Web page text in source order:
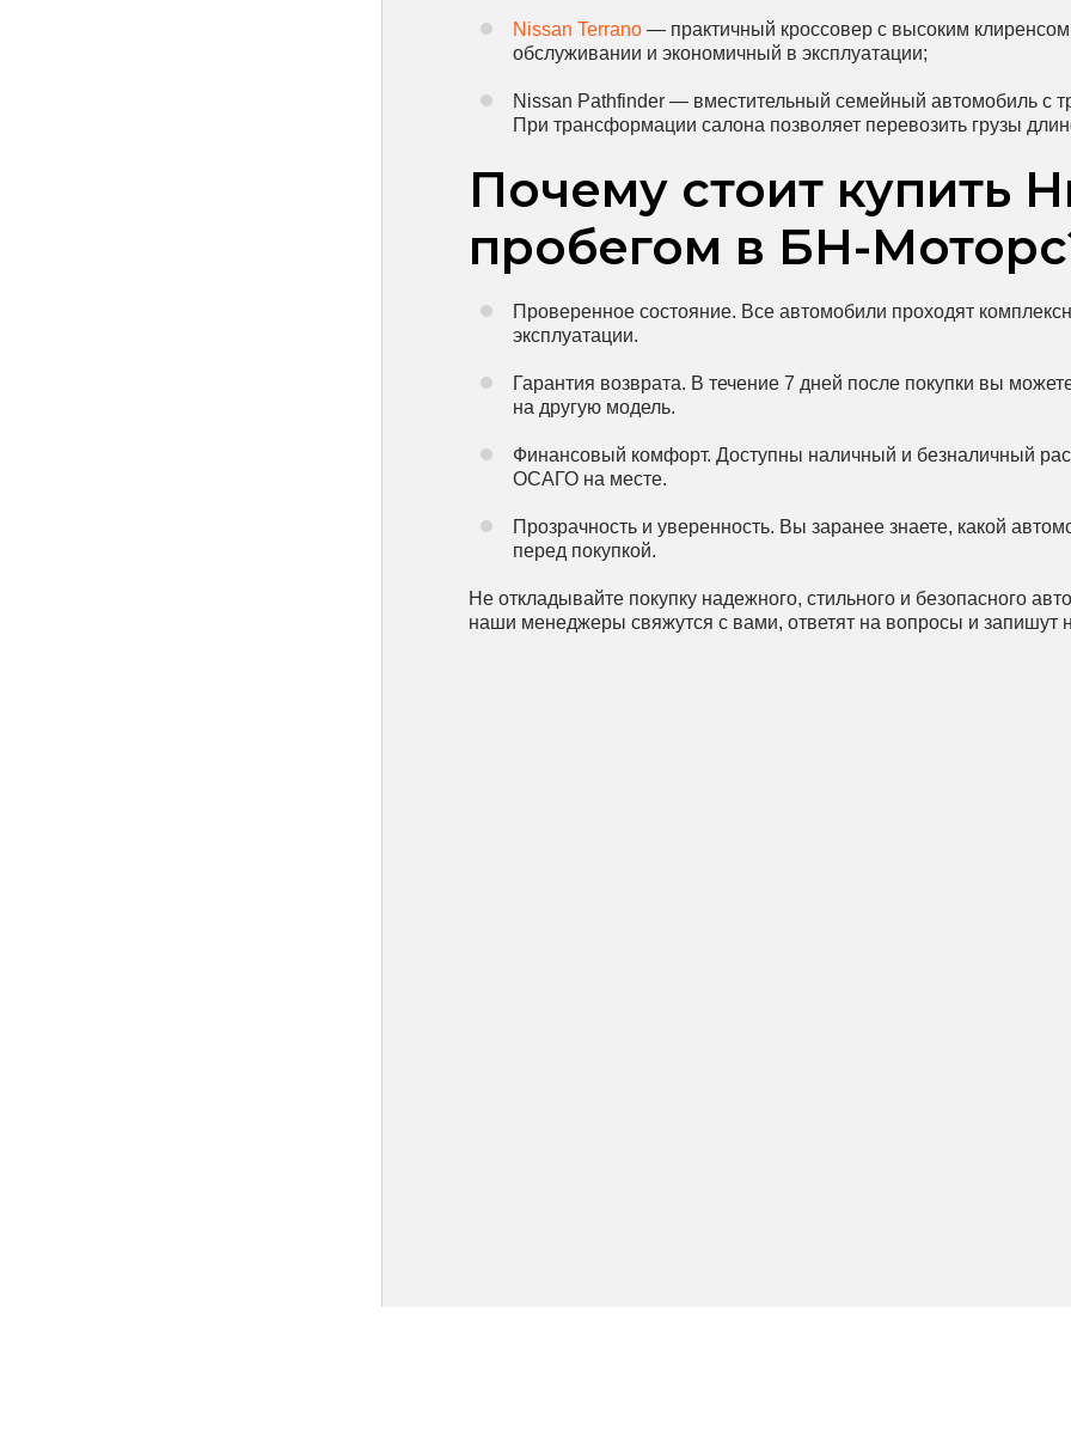
Nissan Terrano — практичный кроссовер с высоким
обслуживании и экономичный в эксплуатации;
Nissan Pathfinder — вместительный семейный автомобиль с
При трансформации салона позволяет перевозить грузы
Почему стоит купить
пробегом в БН-
Проверенное состояние. Все автомобили проходят
эксплуатации.
Гарантия возврата. В течение 7 дней после покупки вы
на другую модель.
Финансовый комфорт. Доступны наличный и безналичный
ОСАГО на месте.
Прозрачность и уверенность. Вы заранее знаете, какой
перед покупкой.
Не откладывайте покупку надежного, стильного и безопасного
наши менеджеры свяжутся с вами, ответят на вопросы и запишут